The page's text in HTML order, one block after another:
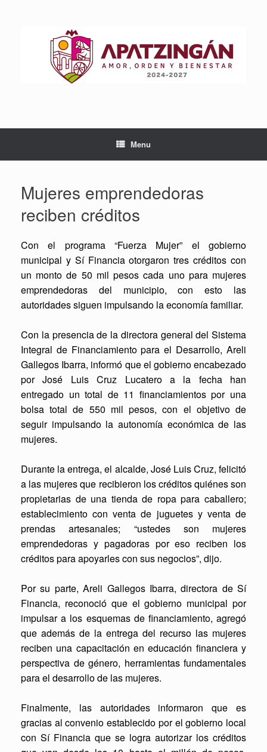
Menu
Mujeres emprendedoras
reciben créditos
Con el programa “Fuerza Mujer” el gobierno
municipal y Sí Financia otorgaron tres créditos con
un monto de 50 mil pesos cada uno para mujeres
emprendedoras del municipio, con esto las
autoridades siguen impulsando la economía familiar.
Con la presencia de la directora general del Sistema
Integral de Financiamiento para el Desarrollo, Areli
Gallegos Ibarra, informó que el gobierno encabezado
por José Luis Cruz Lucatero a la fecha han
entregado un total de 11 financiamientos por una
bolsa total de 550 mil pesos, con el objetivo de
seguir impulsando la autonomía económica de las
mujeres.
Durante la entrega, el alcalde, José Luis Cruz, felicitó
a las mujeres que recibieron los créditos quiénes son
propietarias de una tienda de ropa para caballero;
establecimiento con venta de juguetes y venta de
prendas artesanales; “ustedes son mujeres
emprendedoras y pagadoras por eso reciben los
créditos para apoyarles con sus negocios”, dijo.
Por su parte, Areli Gallegos Ibarra, directora de Sí
Financia, reconoció que el gobierno municipal por
impulsar a los esquemas de financiamiento, agregó
que además de la entrega del recurso las mujeres
reciben una capacitación en educación financiera y
perspectiva de género, herramientas fundamentales
para el desarrollo de las mujeres.
Finalmente, las autoridades informaron que es
gracias al convenio establecido por el gobierno local
con Sí Financia que se logra autorizar los créditos